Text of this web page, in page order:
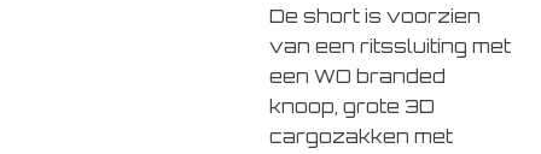
De short is voorzien
van een ritssluiting met
een WO branded
knoop, grote 3D
cargozakken met